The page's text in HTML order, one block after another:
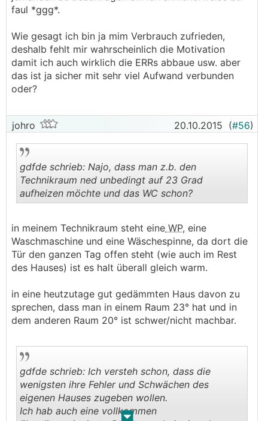
faul *ggg*.
Wie gesagt ich bin ja mim Verbrauch zufrieden,
deshalb fehlt mir wahrscheinlich die Motivation
damit ich auch wirklich die ERRs abbaue usw. aber
das ist ja sicher mit sehr viel Aufwand verbunden
oder?
johro 20.10.2015 (#56)
gdfde schrieb: Najo, dass man z.b. den
Technikraum ned unbedingt auf 23 Grad
aufheizen möchte und das WC schon?
in meinem Technikraum steht eine WP, eine
Waschmaschine und eine Wäschespinne, da dort die
Tür den ganzen Tag offen steht (wie auch im Rest
des Hauses) ist es halt überall gleich warm.
in eine heutzutage gut gedämmten Haus davon zu
sprechen, dass man in einem Raum 23° hat und in
dem anderen Raum 20° ist schwer/nicht machbar.
. .
gdfde schrieb: Ich versteh schon, dass die
wenigsten ihre Fehler und Schwächen des
eigenen Hauses zugeben wollen.
Ich hab auch eine vollkommen